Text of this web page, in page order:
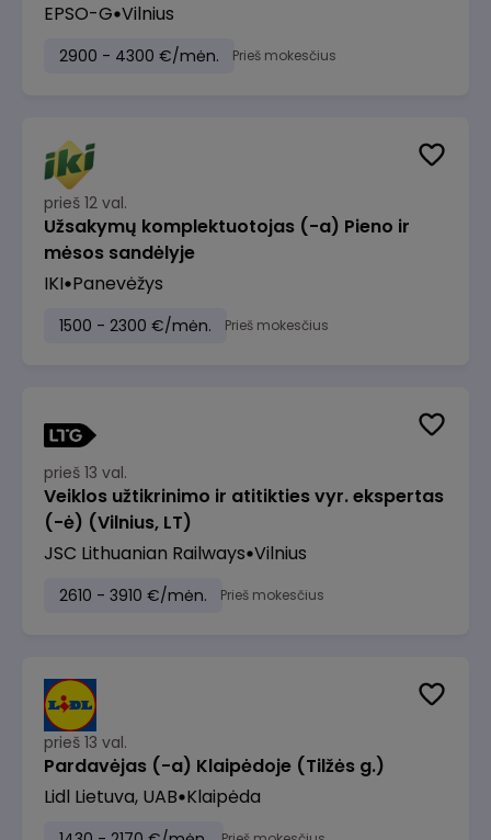
EPSO-G Vilnius
2900 - 4300 €/mėn. Prieš mokesčius
prieš 12 val.
Užsakymų komplektuotojas (-a) Pieno ir
mėsos sandėlyje
IKI Panevėžys
1500 - 2300 €/mėn. Prieš mokesčius
prieš 13 val.
Veiklos užtikrinimo ir atitikties vyr. ekspertas
(-ė) (Vilnius, LT)
JSC Lithuanian Railways Vilnius
2610 - 3910 €/mėn. Prieš mokesčius
prieš 13 val.
Pardavėjas (-a) Klaipėdoje (Tilžės g.)
Lidl Lietuva, UAB Klaipėda